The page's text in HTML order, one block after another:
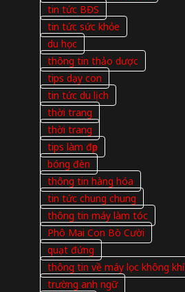
tin tức BĐS
tin tức sức khỏe
du học
thông tin thảo dược
tips dạy con
tin tức du lịch
thời trang
thời trang
tips làm đẹp
bóng đèn
thông tin hàng hóa
tin tức chung chung
thông tin máy làm tóc
Phô Mai Con Bò Cười
quạt đứng
thông tin về máy lọc không khí
trường anh ngữ